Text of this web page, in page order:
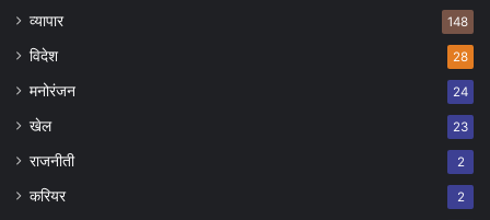
व्यापार 148
विदेश 28
मनोरंजन 24
खेल 23
राजनीती 2
करियर 2